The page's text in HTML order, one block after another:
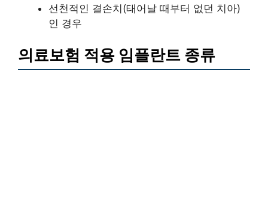
선천적인 결손치(태어날 때부터 없던 치아)
인 경우
의료보험 적용 임플란트 종류